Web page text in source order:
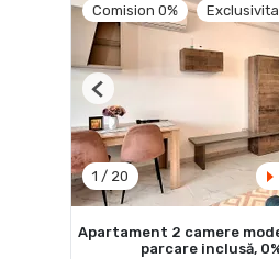
Comision 0%
1 / 20
Previous
Apartament 2 camere
parcare inclusă,